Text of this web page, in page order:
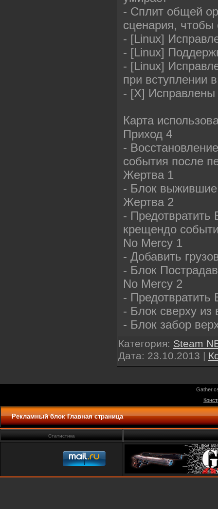
- Сплит общей
сценария,
- [Linux]
- [Linux]
- [Linux]
при вступлении
- [X]
Карта
Приход 4
-
события после
Жертва 1
- Блок
Жертва 2
- Предотвратить
крещендо
No Mercy 1
- Добавить
- Блок
No Mercy 2
- Предотвратить
- Блок сверху из
- Блок забор
Категория: Steam
Дата: 23.10.2013 |
Рекламный блок Главная страница
Статистика